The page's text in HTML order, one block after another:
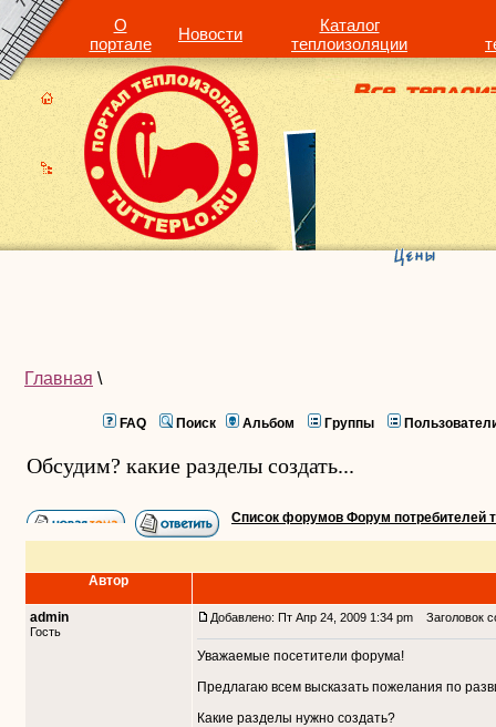
О
портале
Новости
Каталог
теплоизоляции
Главная \
FAQ Поиск Альбом Группы
Обсудим? какие разделы создать...
Список форумов Форум потребителей
Автор
admin
Гость
Добавлено: Пт Апр 24, 2009 1:34 pm Заголовок
Уважаемые посетители форума!
Предлагаю всем высказать пожелания по
Какие разделы нужно создать?